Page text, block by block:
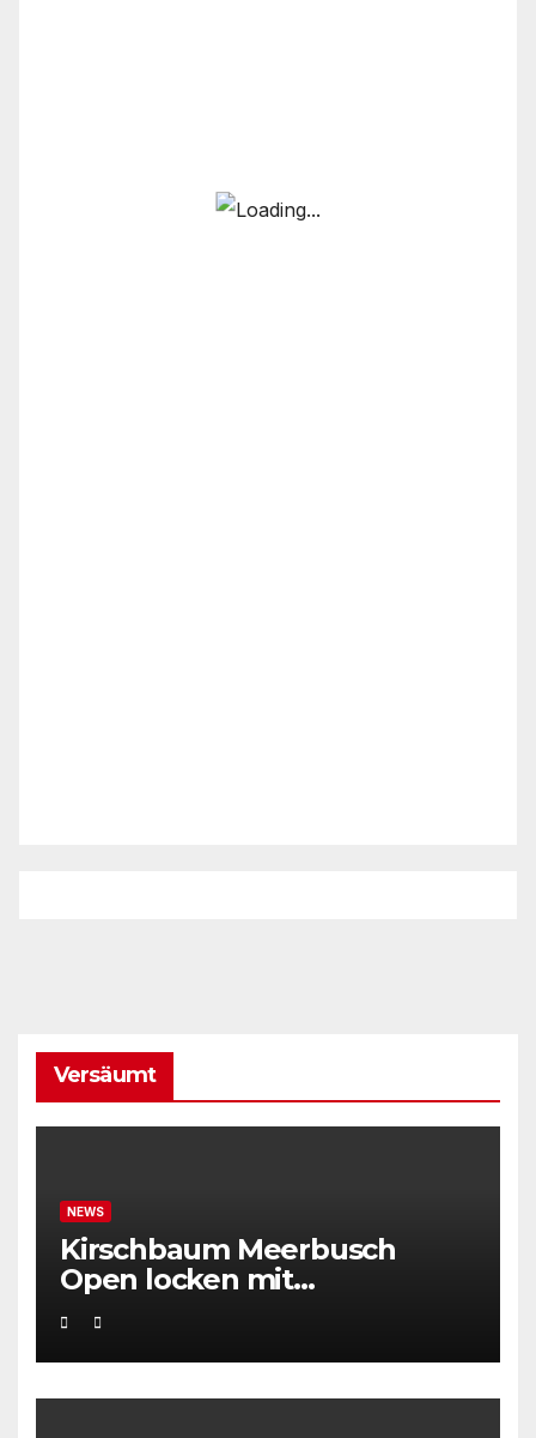
Versäumt
NEWS
Kirschbaum Meerbusch
Open locken mit
Weltklassetennis